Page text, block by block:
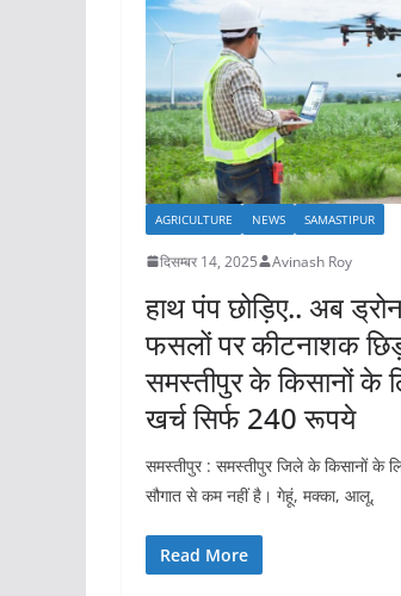
AGRICULTURE NEWS SAMASTIPUR
दिसम्बर 14, 2025 Avinash Roy
हाथ पंप छोड़िए.. अब
फसलों पर कीटनाशक
समस्तीपुर के किसानों के
खर्च सिर्फ 240 रूपये
समस्तीपुर : समस्तीपुर जिले के किसानों के
सौगात से कम नहीं है। गेहूं, मक्का, आलू,
Read More